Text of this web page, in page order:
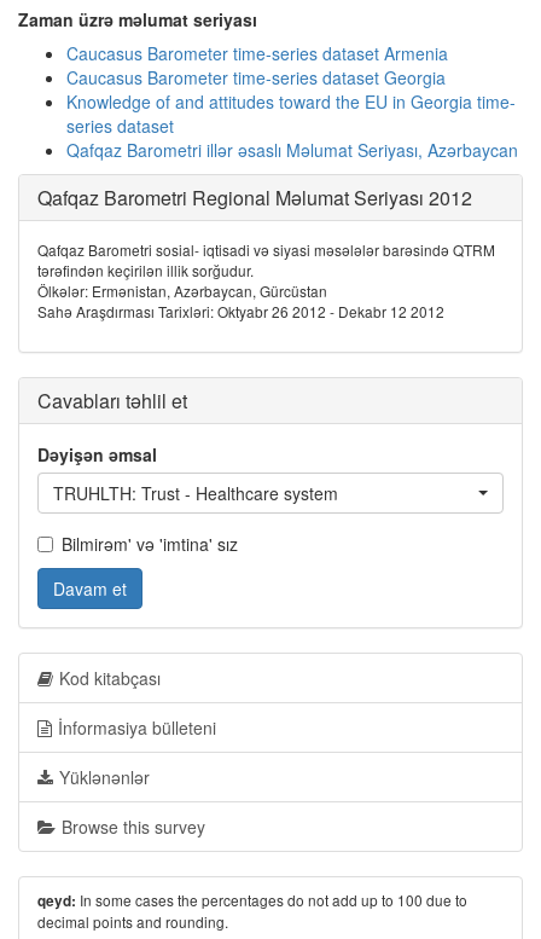
Zaman üzrə məlumat seriyası
Caucasus Barometer time-series dataset Armenia
Caucasus Barometer time-series dataset Georgia
Knowledge of and attitudes toward the EU in Georgia time-
series dataset
Qafqaz Barometri illər əsaslı Məlumat Seriyası, Azərbaycan
Qafqaz Barometri Regional Məlumat Seriyası 2012
Qafqaz Barometri sosial- iqtisadi və siyasi məsələlər barəsində QTRM
tərəfindən keçirilən illik sorğudur.
Ölkələr: Ermənistan, Azərbaycan, Gürcüstan
Sahə Araşdırması Tarixləri: Oktyabr 26 2012 - Dekabr 12 2012
Cavabları təhlil et
Dəyişən əmsal
TRUHLTH: Trust - Healthcare system
Bilmirəm' və 'imtina' sız
Davam et
Kod kitabçası
İnformasiya bülleteni
Yüklənənlər
Browse this survey
qeyd: In some cases the percentages do not add up to 100 due to
decimal points and rounding.